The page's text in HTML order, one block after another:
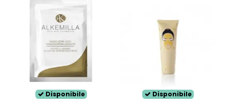
Disponibile
Disponibile